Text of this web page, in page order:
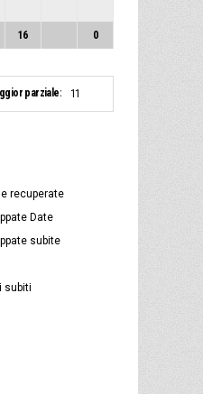
16 0
parziale: 11
recuperate
Date
subite
subiti